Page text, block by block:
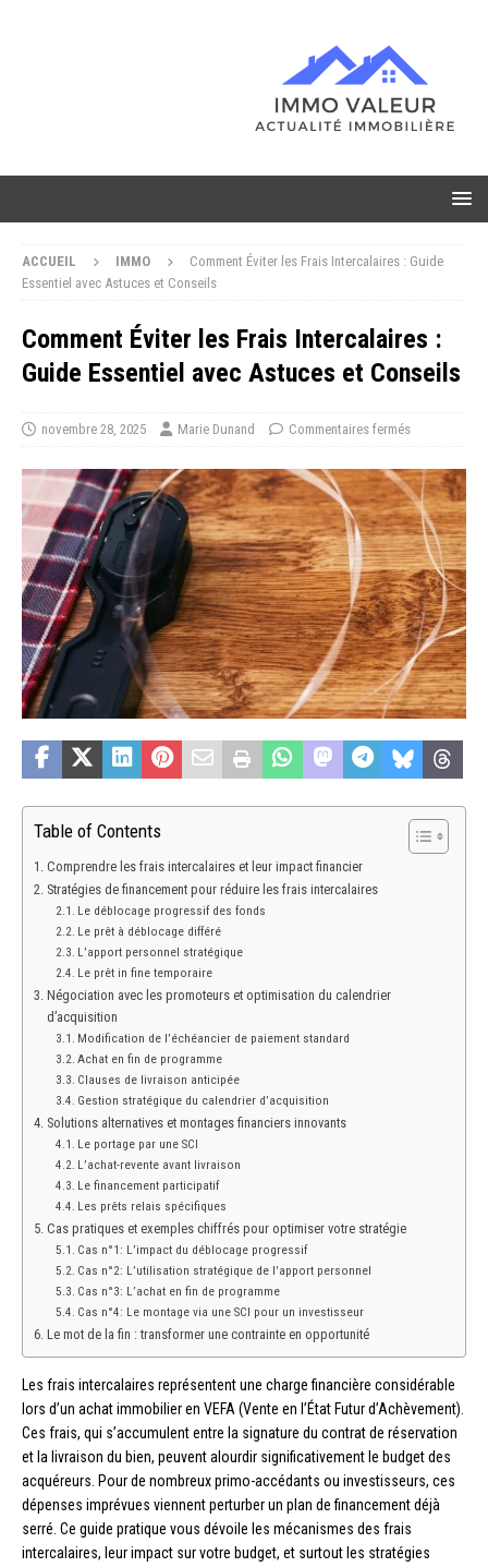
ACCUEIL IMMO
Comment Éviter les Frais Intercalaires : Guide
Essentiel avec Astuces et Conseils
Comment Éviter les Frais Intercalaires :
Guide Essentiel avec Astuces et Conseils
novembre 28, 2025 Marie Dunand Commentaires fermés
Table of Contents
Comprendre les frais intercalaires et leur impact financier
Stratégies de financement pour réduire les frais intercalaires
Le déblocage progressif des fonds
Le prêt à déblocage différé
L’apport personnel stratégique
Le prêt in fine temporaire
Négociation avec les promoteurs et optimisation du calendrier
d’acquisition
Modification de l’échéancier de paiement standard
Achat en fin de programme
Clauses de livraison anticipée
Gestion stratégique du calendrier d’acquisition
Solutions alternatives et montages financiers innovants
Le portage par une SCI
L’achat-revente avant livraison
Le financement participatif
Les prêts relais spécifiques
Cas pratiques et exemples chiffrés pour optimiser votre stratégie
Cas n°1: L’impact du déblocage progressif
Cas n°2: L’utilisation stratégique de l’apport personnel
Cas n°3: L’achat en fin de programme
Cas n°4: Le montage via une SCI pour un investisseur
Le mot de la fin : transformer une contrainte en opportunité
Les frais intercalaires représentent une charge financière considérable
lors d’un achat immobilier en VEFA (Vente en l’État Futur d’Achèvement).
Ces frais, qui s’accumulent entre la signature du contrat de réservation
et la livraison du bien, peuvent alourdir significativement le budget des
acquéreurs. Pour de nombreux primo-accédants ou investisseurs, ces
dépenses imprévues viennent perturber un plan de financement déjà
serré. Ce guide pratique vous dévoile les mécanismes des frais
intercalaires, leur impact sur votre budget, et surtout les stratégies